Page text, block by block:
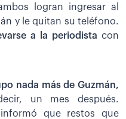
logran ingresar al
y le quitan su teléfono.
a la periodista con
nada más de Guzmán,
un mes después.
que restos que